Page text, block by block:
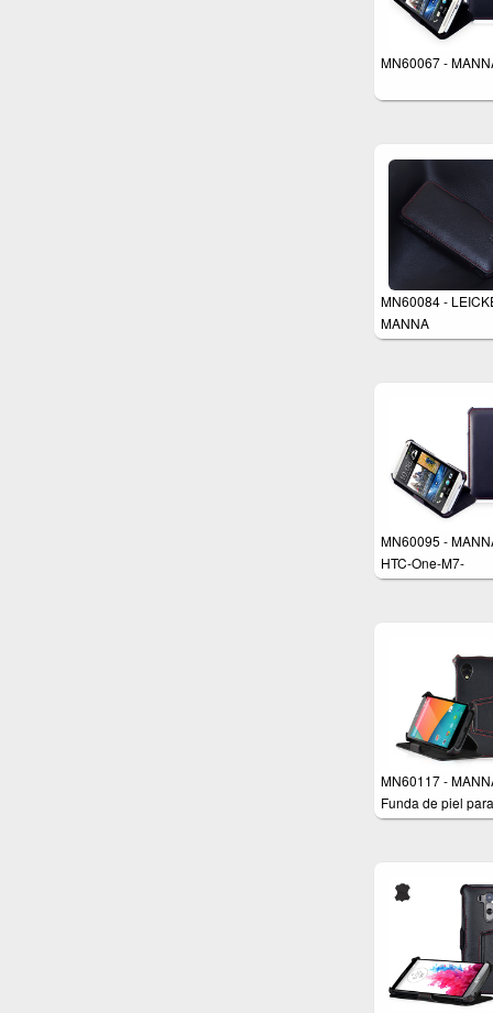
MN60067 -
MN60084 -
MANNA
MN60095 -
HTC-One-M7-
Schutzhülle
MN60117 -
Funda de piel para
Google Nexus 5